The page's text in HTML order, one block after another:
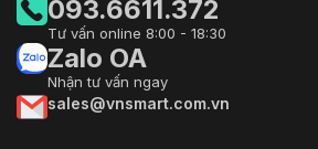
093.6611.372
Tư vấn online 8:00 - 18:30
Zalo OA
Nhận tư vấn ngay
sales@vnsmart.com.vn